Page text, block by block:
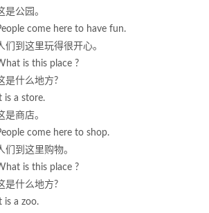
是公园。
come here to have fun.
们到这里玩得很开心。
is this place ?
是什么地方?
is a store.
是商店。
come here to shop.
们到这里购物。
is this place ?
是什么地方?
is a zoo.